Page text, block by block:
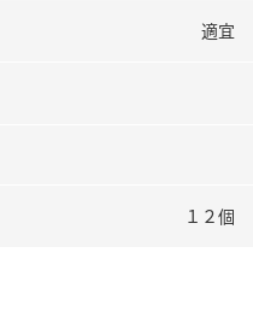
適宜
１２個